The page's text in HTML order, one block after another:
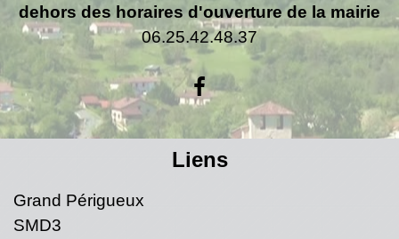
dehors des horaires d'ouverture de la mairie
06.25.42.48.37
Liens
Grand Périgueux
SMD3